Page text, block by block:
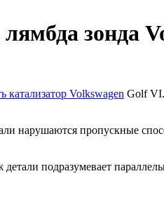
зонда
катализатор Volkswagen Golf VI.
нарушаются пропускные
подразумевает